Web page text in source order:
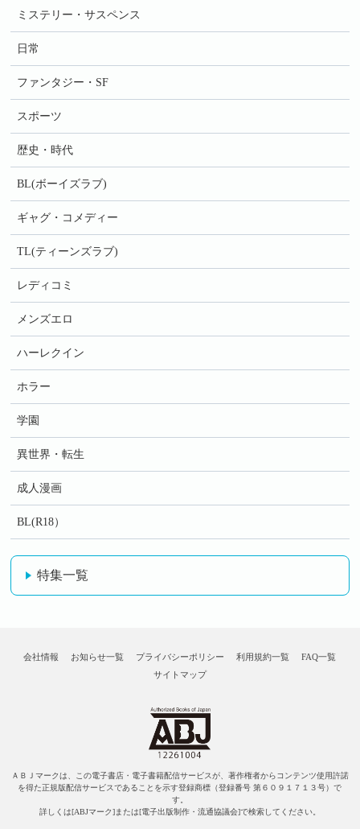
ミステリー・サスペンス
日常
ファンタジー・SF
スポーツ
歴史・時代
BL(ボーイズラブ)
ギャグ・コメディー
TL(ティーンズラブ)
レディコミ
メンズエロ
ハーレクイン
ホラー
学園
異世界・転生
成人漫画
BL(R18）
特集一覧
会社情報 お知らせ一覧 プライバシーポリシー 利用規約一覧
FAQ一覧
サイトマップ
ＡＢＪマークは、この電子書店・電子書籍配信サービスが、著作権者からコンテンツ使用許諾
を得た正規版配信サービスであることを示す登録商標（登録番号 第６０９１７１３号）で
す。
詳しくは[ABJマーク]または[電子出版制作・流通協議会]で検索してください。